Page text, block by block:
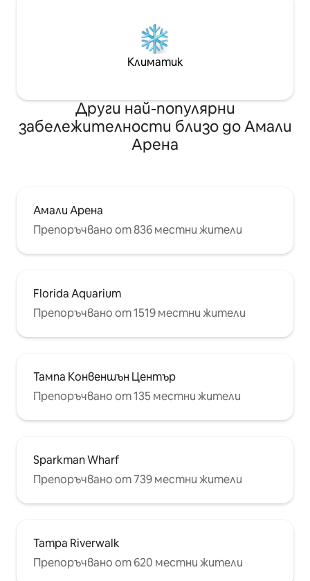
Климатик
Други най-популярни
забележителности близо до Амали
Арена
Амали Арена
Препоръчвано от 836 местни жители
Florida Aquarium
Препоръчвано от 1519 местни жители
Тампа Конвеншън Център
Препоръчвано от 135 местни жители
Sparkman Wharf
Препоръчвано от 739 местни жители
Tampa Riverwalk
Препоръчвано от 620 местни жители